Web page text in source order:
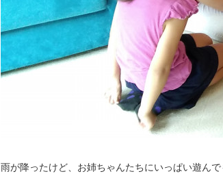
雨が降ったけど、お姉ちゃんたちにいっぱい遊んで